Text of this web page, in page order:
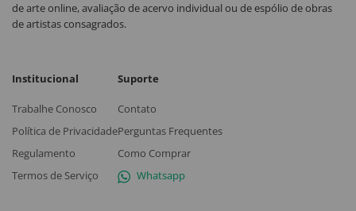
de arte online, avaliação de acervo individual ou de espólio de obras
de artistas consagrados.
Institucional
Trabalhe Conosco
Política de Privacidade
Regulamento
Termos de Serviço
Suporte
Contato
Perguntas Frequentes
Como Comprar
Whatsapp